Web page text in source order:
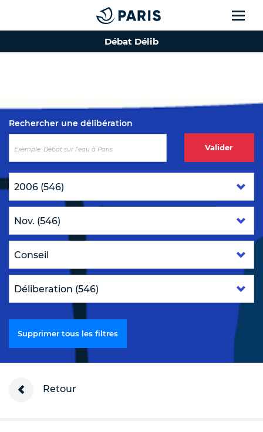
Top of the page
Débat Délib
Rechercher une délibération
Valider
Supprimer tous les filtres
Retour